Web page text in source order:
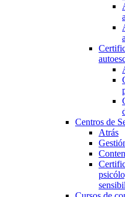
Centros de
Atrás